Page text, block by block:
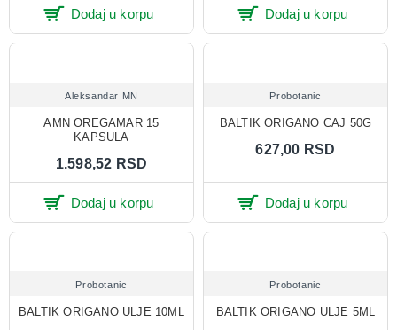
Dodaj u korpu Dodaj u korpu
Aleksandar MN
AMN OREGAMAR 15
KAPSULA
1.598,52 RSD
Dodaj u korpu
Probotanic
BALTIK ORIGANO CAJ 50G
627,00 RSD
Dodaj u korpu
Probotanic
BALTIK ORIGANO ULJE 10ML
Probotanic
BALTIK ORIGANO ULJE 5ML